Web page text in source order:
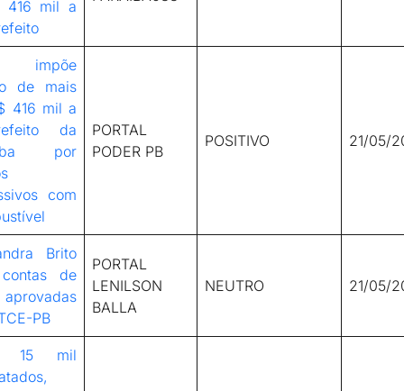
416 mil a
impõe
de mais
416 mil a
da
por
com
PORTAL
PODER PB
POSITIVO 21/05/
Brito
de
PB
PORTAL
LENILSON
BALLA
NEUTRO 21/05/
15 mil